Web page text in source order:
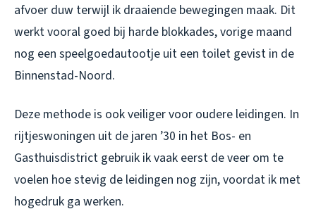
afvoer duw terwijl ik draaiende bewegingen maak. Dit
werkt vooral goed bij harde blokkades, vorige maand
nog een speelgoedautootje uit een toilet gevist in de
Binnenstad-Noord.
Deze methode is ook veiliger voor oudere leidingen. In
rijtjeswoningen uit de jaren ’30 in het Bos- en
Gasthuisdistrict gebruik ik vaak eerst de veer om te
voelen hoe stevig de leidingen nog zijn, voordat ik met
hogedruk ga werken.